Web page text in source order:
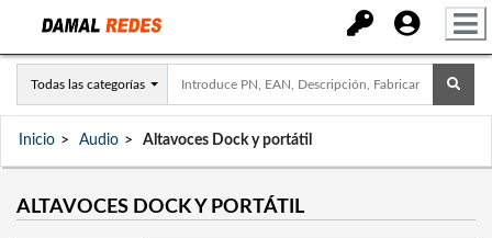
Todas las categorías
Inicio Audio Altavoces Dock y portátil
ALTAVOCES DOCK Y PORTÁTIL